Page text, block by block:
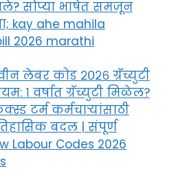
सोप्या भाषेत समजून
kay ahe mahila
2026 marathi
लेबर कोड २०२६ ग्रॅच्युटी
१ वर्षात ग्रॅच्युटी मिळेल?
टर्म कर्मचाऱ्यांसाठी
बदल | संपूर्ण
Labour Codes 2026